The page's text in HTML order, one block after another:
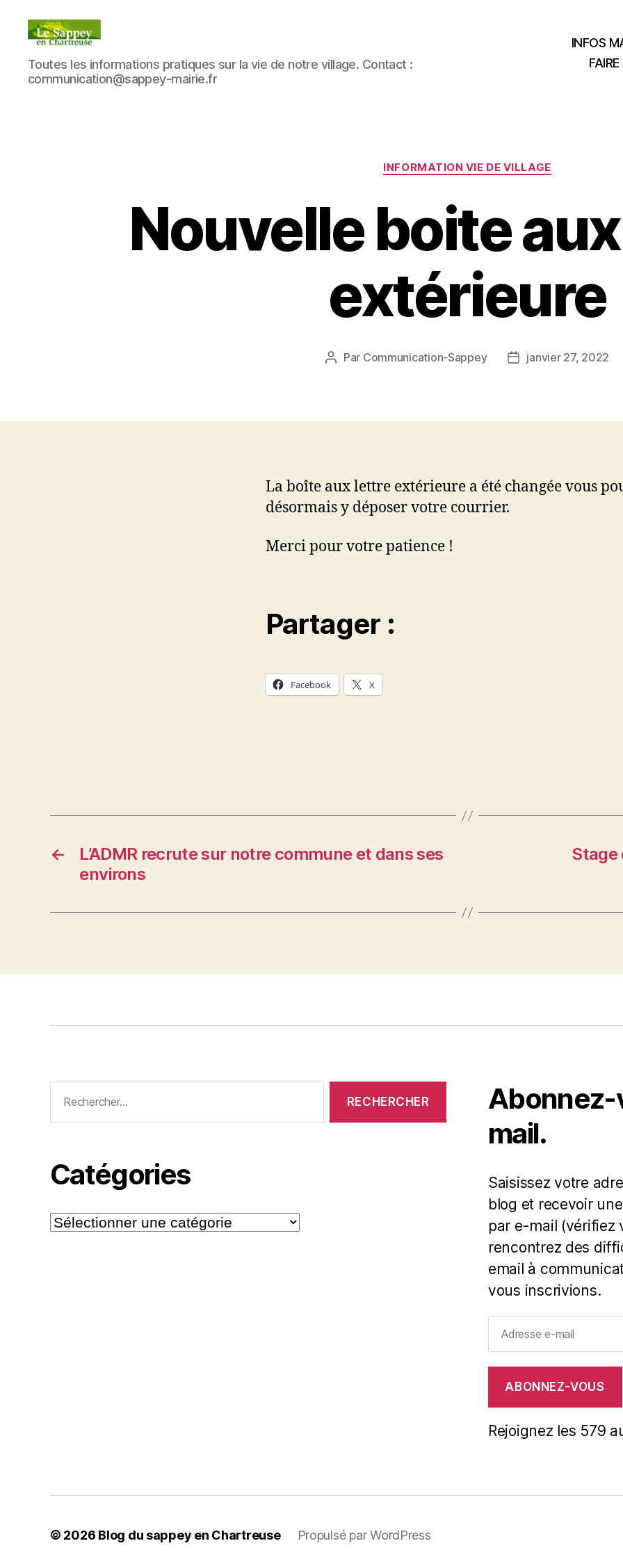
Blog
du
sappey
Toutes les informations pratiques sur la vie de notre village. Contact :
communication@sappey-mairie.fr
INFOS
Catégories
INFORMATION VIE DE VILLAGE
Nouvelle boite
extérieure
Auteur
Par Communication-Sappey
Datejanvier 27, 2022
La boîte aux lettre extérieure a été changée vous
désormais y déposer votre courrier.
Merci pour votre patience !
Partager :
Facebook X
←
L’ADMR recrute sur notre commune et dans ses
environs
Stage
Catégories
Catégories
Abonnez-
mail.
Saisissez votre
blog et recevoir
par e-mail (vérifiez
rencontrez des
email à
vous inscrivions.
ABONNEZ-VOUS
Rejoignez les 579
© 2026 Blog du sappey en Chartreuse Propulsé par WordPress